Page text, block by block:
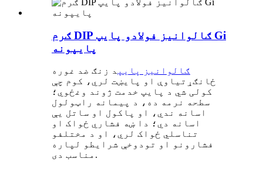
ګرم DIP ګالوانیز فولادو پایپ Gi
پایپونه
ګالوانیز پایپ د زنګ ضد غوره
ځانګړتیاوې او پایښت لري، کوم چې
کولی شي د پایپ خدمت ژوند وغځوي؛
سطحه نرمه ده، د پیمانه راټولول
اسانه ندي، او پاکول او ساتل یې
اسانه دي؛ دا ښه فشاري ځواک او
تناسلي ځواک لري، او د مختلفو
فشارونو او تودوخې شرایطو لپاره
مناسب دی.